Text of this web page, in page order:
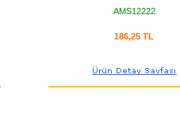
AMS12222
186,25 TL